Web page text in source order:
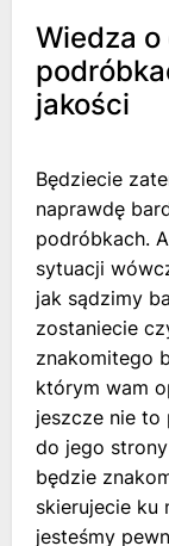
Wiedza
jakości
Będziecie
naprawdę
podróbkach.
sytuacji
jak sądzimy
zostaniecie
znakomitego
którym wam
jeszcze nie to
do jego strony
będzie
skierujecie ku
jesteśmy